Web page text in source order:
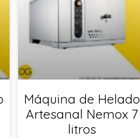
Máquina de Helado
Artesanal Nemox 7
litros